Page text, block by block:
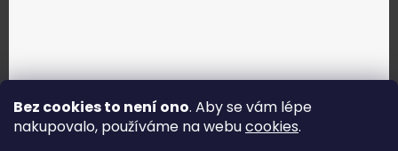
Bez cookies to není ono. Aby se vám lépe
nakupovalo, používáme na webucookies.